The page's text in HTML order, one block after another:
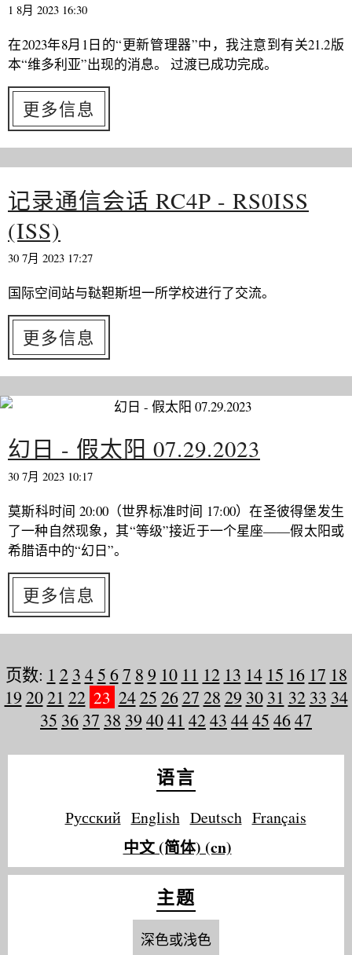
1 8月 2023 16:30
在2023年8月1日的“更新管理器”中，我注意到有关21.2版
本“维多利亚”出现的消息。 过渡已成功完成。
更多信息
记录通信会话 RC4P - RS0ISS
(ISS)
30 7月 2023 17:27
国际空间站与鞑靼斯坦一所学校进行了交流。
更多信息
幻日 - 假太阳 07.29.2023
30 7月 2023 10:17
莫斯科时间 20:00（世界标准时间 17:00）在圣彼得堡发生
了一种自然现象，其“等级”接近于一个星座——假太阳或
希腊语中的“幻日”。
更多信息
页数: 1 2 3 45 67 8 9 10 11 12 13 14 15 16 17 18
19 2021 22 23 2425 2627 28 29 30 31 32 33 34
35 36 37 38 39 4041 4243 4445 4647
语言
Русский English Deutsch Français
中文 (简体) (cn)
主题
深色或浅色